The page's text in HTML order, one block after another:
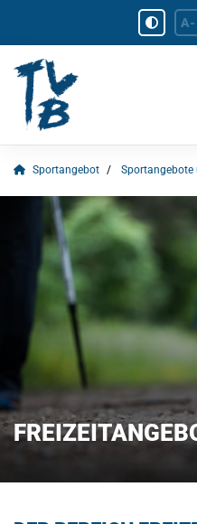
A-
Sportangebot Sportangebote